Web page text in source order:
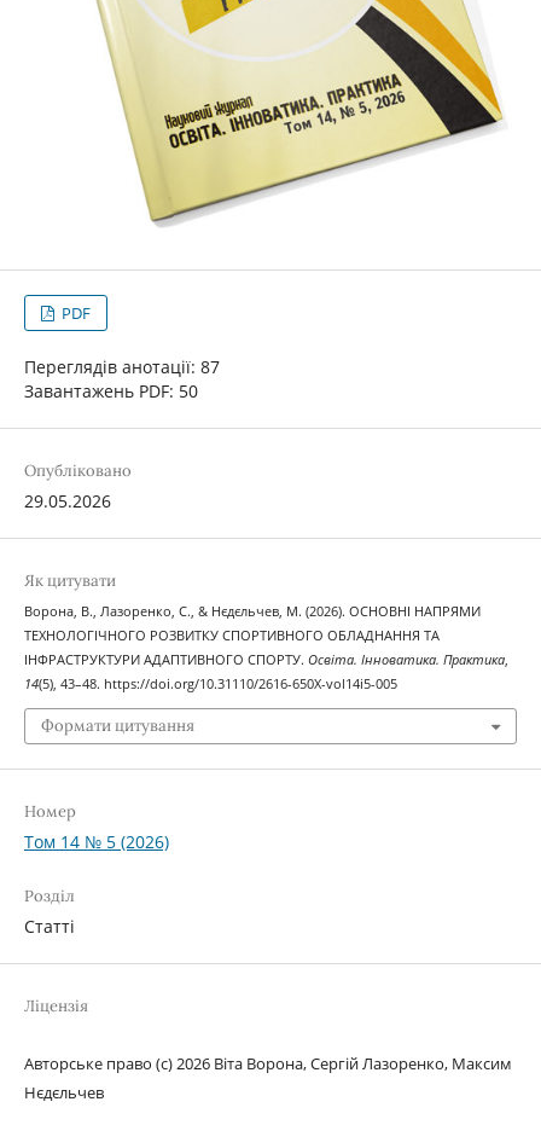
PDF
Переглядів анотації: 87
Завантажень PDF: 50
Опубліковано
29.05.2026
Як цитувати
Ворона, В., Лазоренко, С., & Нєдєльчев, М. (2026). ОСНОВНІ НАПРЯМИ
ТЕХНОЛОГІЧНОГО РОЗВИТКУ СПОРТИВНОГО ОБЛАДНАННЯ ТА
ІНФРАСТРУКТУРИ АДАПТИВНОГО СПОРТУ. Освіта. Інноватика. Практика,
14(5), 43–48. https://doi.org/10.31110/2616-650X-vol14i5-005
Формати цитування
Номер
Том 14 № 5 (2026)
Розділ
Статті
Ліцензія
Авторське право (c) 2026 Віта Ворона, Сергій Лазоренко, Максим
Нєдєльчев